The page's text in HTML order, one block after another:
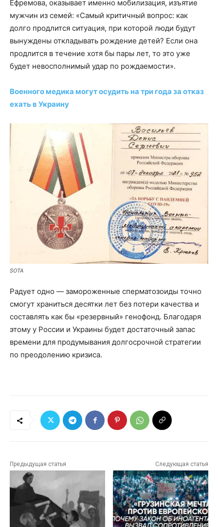
Ефремова, оказывает именно мобилизация, изъятие
мужчин из семей: «Самый критичный вопрос: как
долго продлится ситуация, при которой люди будут
вынуждены откладывать рождение детей? Если она
продлится в течение хотя бы пары лет, то это уже
будет невосполнимый удар по рождаемости».
Военного медика могут осудить на три года за отказ
ехать в Украину
SOTA
Радует одно — замороженные сперматозоиды точно
смогут храниться десятки лет без потери качества и
составлять как бы «резервный» генофонд. Благодаря
этому у России и Украины будет достаточный запас
времени для продумывания долгосрочной стратегии
по преодолению кризиса.
Предыдущая статья Следующая статья